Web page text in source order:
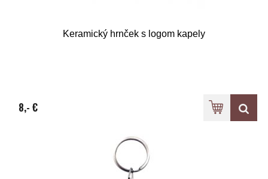
Keramický hrnček s logom kapely
8,- €